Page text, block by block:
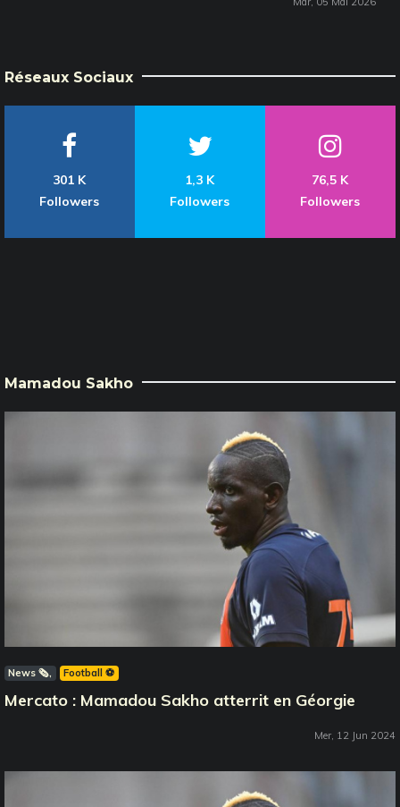
Réseaux Sociaux
301 K
Followers
1,3 K
Followers
76,5 K
Followers
Mamadou Sakho
News 🗞️ Football ⚽️
Mercato : Mamadou Sakho atterrit en Géorgie
Mer, 12 Jun 2024